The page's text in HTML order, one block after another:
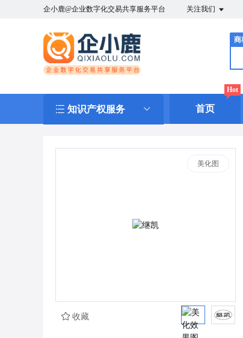
企小鹿@企业数字化交易共享服务平台 关注我们
商
知识产权服务 首页
Hot
美化图
收藏